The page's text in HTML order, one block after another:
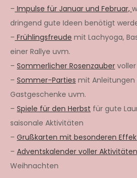
– Impulse für Januar und Februar,
dringend gute Ideen benötigt
– Frühlingsfreude mit Lachyoga,
einer Rallye uvm.
– Sommerlicher Rosenzauber
– Sommer-Parties mit Anleitungen
Gastgeschenke uvm.
– Spiele für den Herbst für gute
saisonale Aktivitäten
– Grußkarten mit besonderen
– Adventskalender voller
Weihnachten